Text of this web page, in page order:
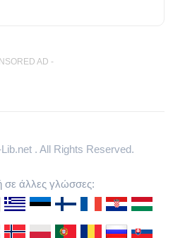
AD -
. All Rights Reserved.
σε άλλες γλώσσες: